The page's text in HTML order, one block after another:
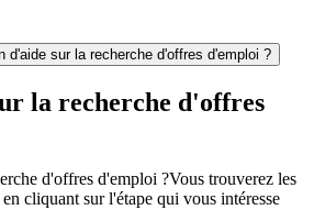
d'aide sur la recherche d'offres d'emploi ?
la recherche d'offres
d'offres d'emploi ?Vous trouverez les
cliquant sur l'étape qui vous intéresse